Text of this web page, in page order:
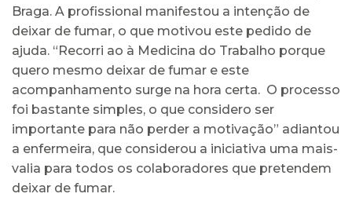
Braga. A profissional manifestou a intenção de
deixar de fumar, o que motivou este pedido de
ajuda. “Recorri ao à Medicina do Trabalho porque
quero mesmo deixar de fumar e este
acompanhamento surge na hora certa. O processo
foi bastante simples, o que considero ser
importante para não perder a motivação” adiantou
a enfermeira, que considerou a iniciativa uma mais-
valia para todos os colaboradores que pretendem
deixar de fumar.